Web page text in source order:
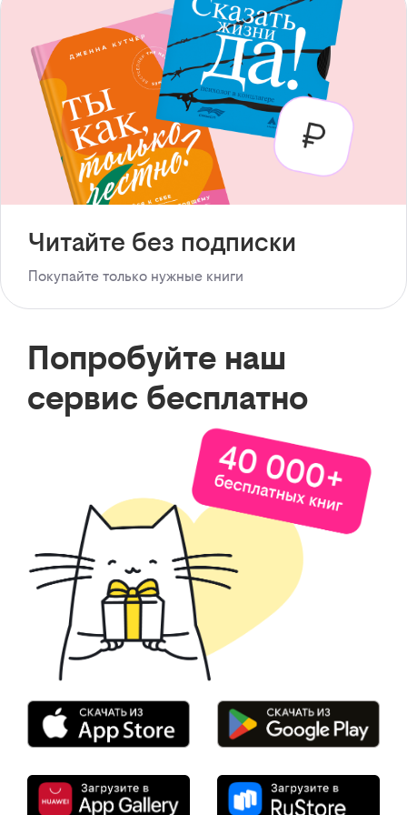
Читайте без подписки
Покупайте только нужные книги
Попробуйте наш
сервис бесплатно